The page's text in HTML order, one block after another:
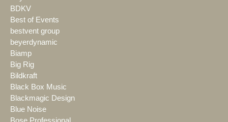
BDKV
Best of Events
bestvent group
beyerdynamic
Biamp
Big Rig
Bildkraft
Black Box Music
Blackmagic Design
Blue Noise